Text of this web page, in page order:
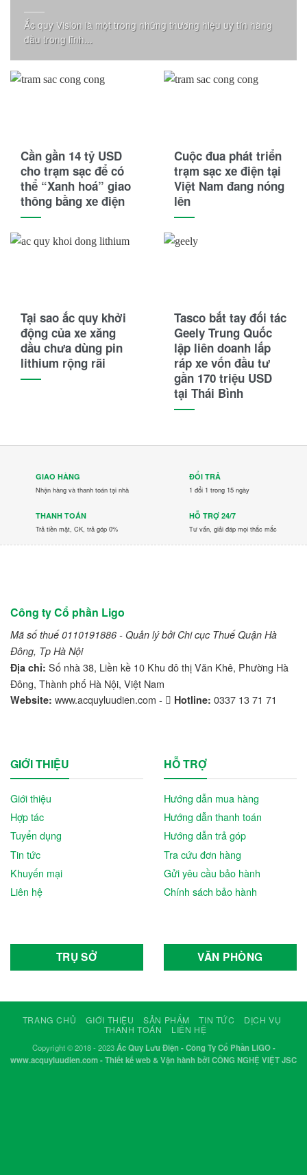
Ắc quy Vision là một trong những thương hiệu uy tín hàng
đầu trong lĩnh...
Cần gần 14 tỷ USD
cho trạm sạc để có
thể “Xanh hoá” giao
thông bằng xe điện
Cuộc đua phát triển
trạm sạc xe điện tại
Việt Nam đang nóng
lên
Tại sao ắc quy khởi
động của xe xăng
dầu chưa dùng pin
lithium rộng rãi
Tasco bắt tay đối tác
Geely Trung Quốc
lập liên doanh lắp
ráp xe vốn đầu tư
gần 170 triệu USD
tại Thái Bình
GIAO HÀNG
Nhận hàng và thanh toán tại nhà
ĐỔI TRẢ
1 đổi 1 trong 15 ngày
THANH TOÁN
Trả tiền mặt, CK, trả góp 0%
HỖ TRỢ 24/7
Tư vấn, giải đáp mọi thắc mắc
Công ty Cổ phần Ligo
Mã số thuế 0110191886 - Quản lý bởi Chi cục Thuế Quận Hà
Đông, Tp Hà Nội
Địa chỉ: Số nhà 38, Liền kề 10 Khu đô thị Văn Khê, Phường Hà
Đông, Thành phố Hà Nội, Việt Nam
Website: www.acquyluudien.com - Hotline: 0337 13 71 71
GIỚI THIỆU
Giới thiệu
Hợp tác
Tuyển dụng
Tin tức
Khuyến mại
Liên hệ
HỖ TRỢ
Hướng dẫn mua hàng
Hướng dẫn thanh toán
Hướng dẫn trả góp
Tra cứu đơn hàng
Gửi yêu cầu bảo hành
Chính sách bảo hành
TRỤ SỞ VĂN PHÒNG
TRANG CHỦ GIỚI THIỆU SẢN PHẨM TIN TỨC
DỊCH VỤ
THANH TOÁN
LIÊN HỆ
Copyright © 2018 - 2023Ác Quy Lưu Điện - Công Ty Cổ Phần LIGO -
www.acquyluudien.com - Thiết kế web & Vận hành bởi CÔNG NGHỆ VIỆT JSC